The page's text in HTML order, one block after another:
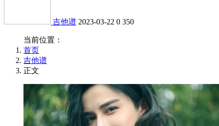
吉他谱 2023-03-22 0 350
当前位置：
首页
吉他谱
正文